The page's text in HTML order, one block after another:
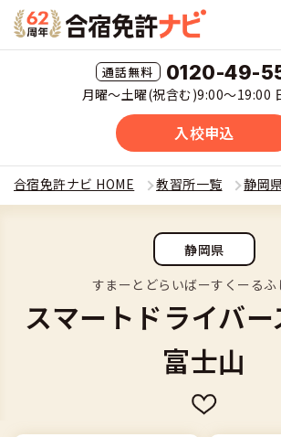
0120-49-
月曜〜土曜(祝含む)9:00〜19:00
入校申込
HOME
教習所一覧
運転免許の種類(車種)を選ぶ
普通二輪
教習所検索
運転免許の種類(車種)
合宿免許とは
合宿免許とは
安心・お得・早い・充実の合宿免許
合宿免許選びのアドバイス
合宿免許に役立つ情報
合宿免許に役立つ情報
合宿免許で最短合格するには
合宿免許ナビについて
合宿免許ナビ HOME 教習所一覧 静岡
静岡県
すまーとどらいばーすくーるふ
スマートドライバ
富士山